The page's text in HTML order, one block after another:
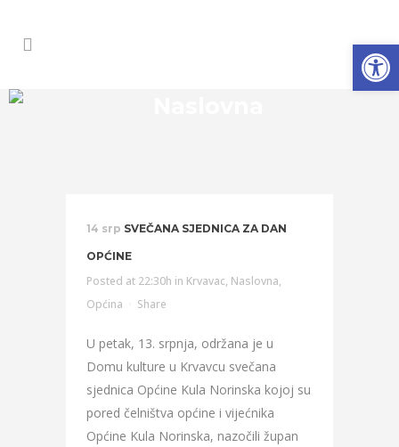
14 srp SVEČANA SJEDNICA ZA DAN
OPĆINE
Posted at 22:30h in Krvavac, Naslovna,
Općina
Share
U petak, 13. srpnja, održana je u
Domu kulture u Krvavcu svečana
sjednica Općine Kula Norinska kojoj su
pored čelništva općine i vijećnika
Općine Kula Norinska, nazočili župan